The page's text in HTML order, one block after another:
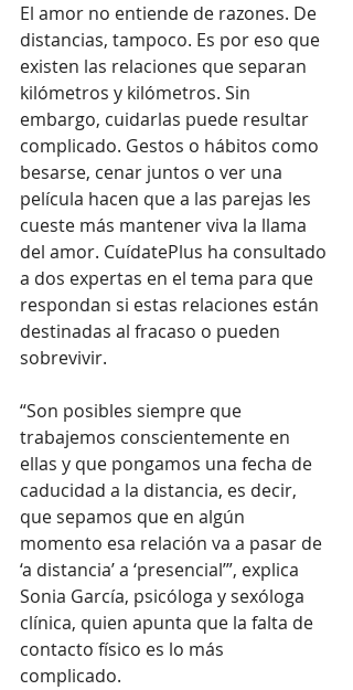
El amor no entiende de razones. De
distancias, tampoco. Es por eso que
existen las relaciones que separan
kilómetros y kilómetros. Sin
embargo, cuidarlas puede resultar
complicado. Gestos o hábitos como
besarse, cenar juntos o ver una
película hacen que a las parejas les
cueste más mantener viva la llama
del amor. CuídatePlus ha consultado
a dos expertas en el tema para que
respondan si estas relaciones están
destinadas al fracaso o pueden
sobrevivir.
“Son posibles siempre que
trabajemos conscientemente en
ellas y que pongamos una fecha de
caducidad a la distancia, es decir,
que sepamos que en algún
momento esa relación va a pasar de
‘a distancia’ a ‘presencial’”, explica
Sonia García, psicóloga y sexóloga
clínica, quien apunta que la falta de
contacto físico es lo más
complicado.